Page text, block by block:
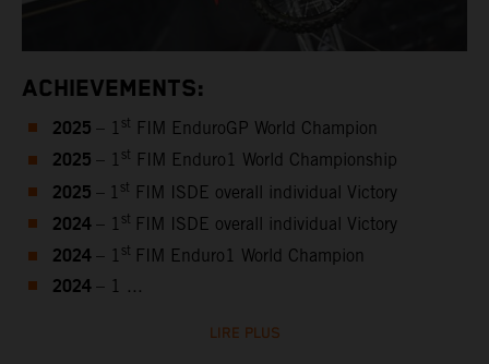
ACHIEVEMENTS:
2025 – 1 st FIM EnduroGP World Champion
2025 – 1 st FIM Enduro1 World Championship
2025 – 1 st FIM ISDE overall individual Victory
2024 – 1 st FIM ISDE overall individual Victory
2024 – 1 st FIM Enduro1 World Champion
2024 – 1 ...
LIRE PLUS